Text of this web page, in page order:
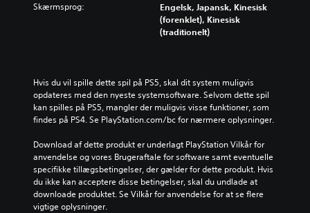
Skærmsprog:
Engelsk, Japansk, Kinesisk
(forenklet), Kinesisk
(traditionelt)
Hvis du vil spille dette spil på PS5, skal dit system muligvis
opdateres med den nyeste systemsoftware. Selvom dette spil
kan spilles på PS5, mangler der muligvis visse funktioner, som
findes på PS4. Se PlayStation.com/bc for nærmere oplysninger.
Download af dette produkt er underlagt PlayStation Vilkår for
anvendelse og vores Brugeraftale for software samt eventuelle
specifikke tillægsbetingelser, der gælder for dette produkt. Hvis
du ikke kan acceptere disse betingelser, skal du undlade at
downloade produktet. Se Vilkår for anvendelse for at se flere
vigtige oplysninger.